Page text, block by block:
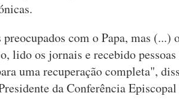
com o Papa, mas (...)
lido os jornais e recebido
uma recuperação completa",
da Conferência